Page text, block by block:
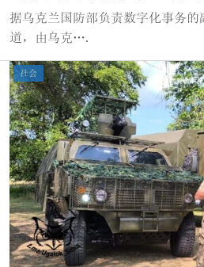
据乌克兰国防部负责数字化事务的
道，由乌克….
社会